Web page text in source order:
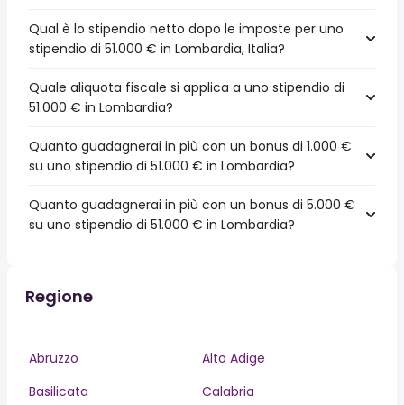
Qual è lo stipendio netto dopo le imposte per uno
stipendio di 51.000 € in Lombardia, Italia?
Quale aliquota fiscale si applica a uno stipendio di
51.000 € in Lombardia?
Quanto guadagnerai in più con un bonus di 1.000 €
su uno stipendio di 51.000 € in Lombardia?
Quanto guadagnerai in più con un bonus di 5.000 €
su uno stipendio di 51.000 € in Lombardia?
Regione
Abruzzo
Alto Adige
Basilicata
Calabria